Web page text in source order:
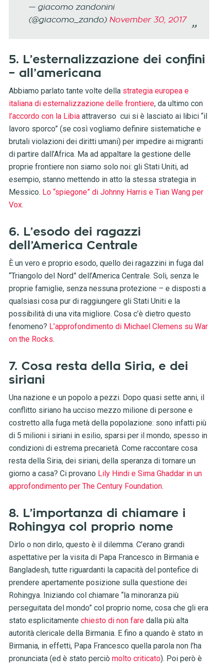
— giacomo zandonini
(@giacomo_zando) November 30, 2017
5. L’esternalizzazione dei confini
– all’americana
Abbiamo parlato tante volte della strategia europea e
italiana di esternalizzazione delle frontiere, da ultimo con
l’accordo con la Libiaattraverso cui si è lasciato ai libici “il
lavoro sporco” (se così vogliamo definire sistematiche e
brutali violazioni dei diritti umani) per impedire ai migranti
di partire dall’Africa. Ma ad appaltare la gestione delle
proprie frontiere non siamo solo noi: gli Stati Uniti, ad
esempio, stanno mettendo in atto la stessa strategia in
Messico. Lo “spiegone” di Johnny Harris e Tian Wang per
Vox.
6. L’esodo dei ragazzi
dell’America Centrale
È un vero e proprio esodo, quello dei ragazzini in fuga dal
“Triangolo del Nord” dell’America Centrale. Soli, senza le
proprie famiglie, senza nessuna protezione – e disposti a
qualsiasi cosa pur di raggiungere gli Stati Uniti e la
possibilità di una vita migliore. Cosa c’è dietro questo
fenomeno? L’approfondimento di Michael Clemens su War
on the Rocks.
7. Cosa resta della Siria, e dei
siriani
Una nazione e un popolo a pezzi. Dopo quasi sette anni, il
conflitto siriano ha ucciso mezzo milione di persone e
costretto alla fuga metà della popolazione: sono infatti più
di 5 milioni i siriani in esilio, sparsi per il mondo, spesso in
condizioni di estrema precarietà. Come raccontare cosa
resta della Siria, dei siriani, della speranza di tornare un
giorno a casa? Ci provano Lily Hindi e Sima Ghaddar in un
approfondimento per The Century Foundation.
8. L’importanza di chiamare i
Rohingya col proprio nome
Dirlo o non dirlo, questo è il dilemma. C’erano grandi
aspettative per la visita di Papa Francesco in Birmania e
Bangladesh, tutte riguardanti la capacità del pontefice di
prendere apertamente posizione sulla questione dei
Rohingya. Iniziando col chiamare “la minoranza più
perseguitata del mondo” col proprio nome, cosa che gli era
stato esplicitamente chiesto di non faredalla più alta
autorità clericale della Birmania. E fino a quando è stato in
Birmania, in effetti, Papa Francesco quella parola non l’ha
pronunciata (ed è stato perciò molto criticato). Poi però è